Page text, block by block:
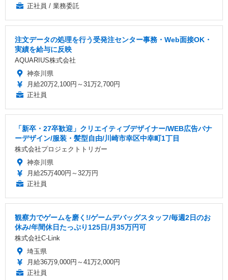
正社員 / 業務委託
注文データの処理を行う受発注センター事務・Web面接OK・
実績を給与に反映
AQUARIUS株式会社
神奈川県
月給20万2,100円～31万2,700円
正社員
「新卒・27卒歓迎」クリエイティブデザイナー/WEB広告バナ
ーデザイン/服装・髪型自由/川崎市幸区中幸町1丁目
株式会社プロジェクトトリガー
神奈川県
月給25万400円～32万円
正社員
観察力でゲームを磨く!/ゲームデバッグスタッフ/毎週2日のお
休み/年間休日たっぷり125日/月35万円可
株式会社C-Link
埼玉県
月給36万9,000円～41万2,000円
正社員